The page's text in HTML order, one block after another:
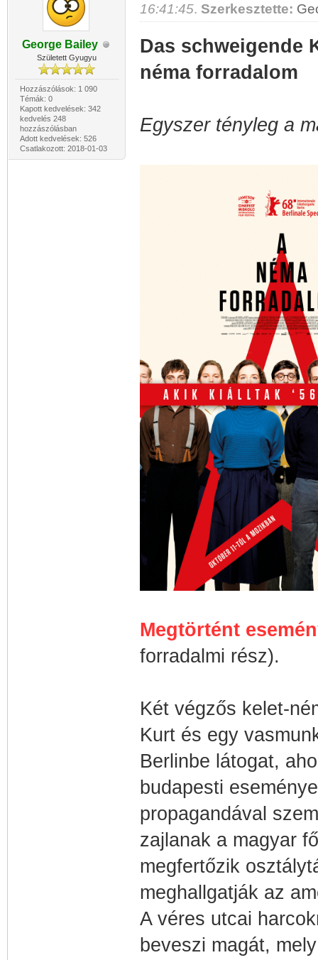
George Bailey
Született Gyugyu
Hozzászólások: 1 090
Témák: 0
Kapott kedvelések: 342
kedvelés 248
hozzászólásban
Adott kedvelések: 526
Csatlakozott: 2018-01-03
16:41:45. Szerkesztette:
Das schweigende
néma forradalom
Egyszer tényleg a
Megtörtént
forradalmi rész).
Két végzős kelet-
Kurt és egy
Berlinbe látogat,
budapesti
propagandával
zajlanak a magyar
megfertőzik
meghallgatják az
A véres utcai
beveszi magát,